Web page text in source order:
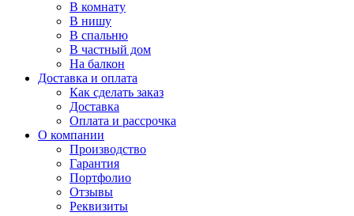
В комнату
В нишу
В спальню
В частный дом
На балкон
Доставка и оплата
Как сделать заказ
Доставка
Оплата и рассрочка
О компании
Производство
Гарантия
Портфолио
Отзывы
Реквизиты